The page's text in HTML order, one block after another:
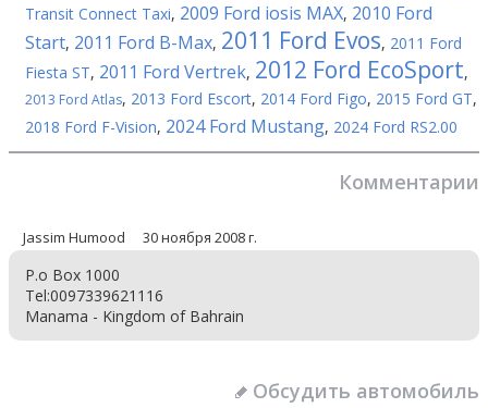
Transit Connect Taxi, 2009 Ford iosis MAX, 2010 Ford
Start, 2011 Ford B-Max, 2011 Ford Evos, 2011 Ford
Fiesta ST, 2011 Ford Vertrek, 2012 Ford EcoSport,
2013 Ford Atlas, 2013 Ford Escort, 2014 Ford Figo, 2015 Ford GT,
2018 Ford F-Vision, 2024 Ford Mustang, 2024 Ford RS2.00
Комментарии
Jassim Humood 30 ноября 2008 г.
P.o Box 1000
Tel:0097339621116
Manama - Kingdom of Bahrain
Обсудить автомобиль